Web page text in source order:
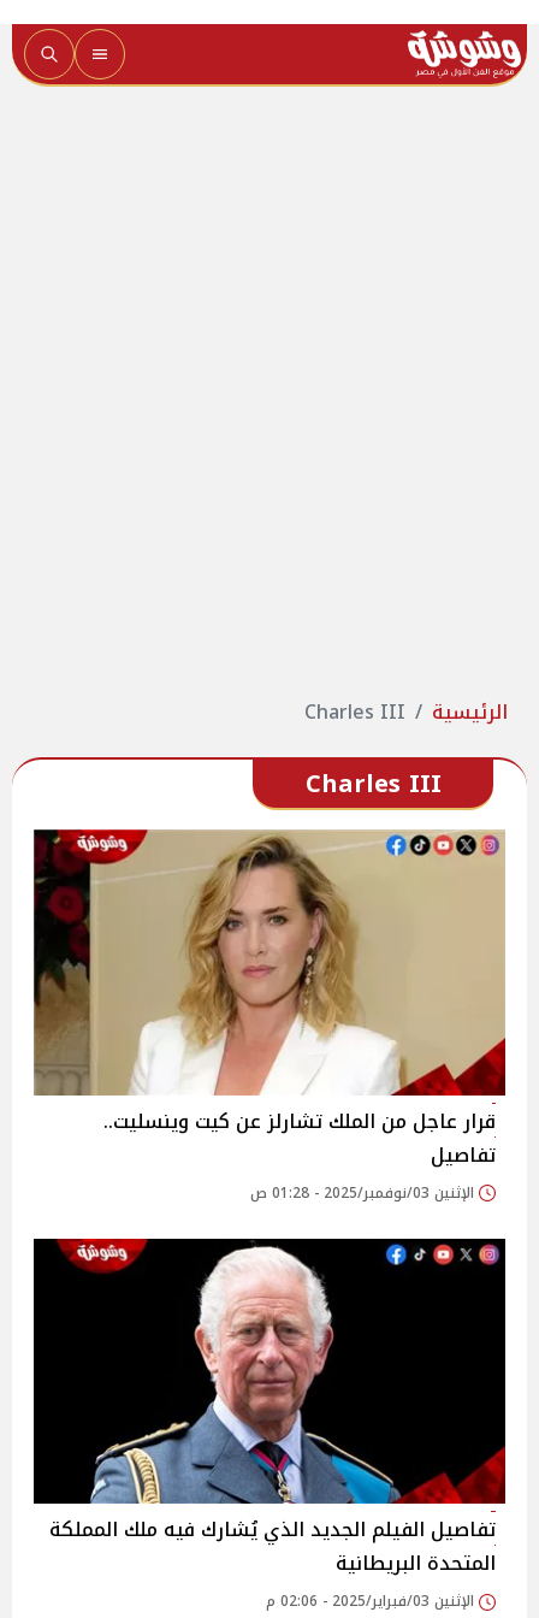
الرئيسية Charles III
Charles III
قرار عاجل من الملك تشارلز عن كيت وينسليت..
تفاصيل
الإثنين 03/نوفمبر/2025 - 01:28 ص
تفاصيل الفيلم الجديد الذي يُشارك فيه ملك المملكة
المتحدة البريطانية
الإثنين 03/فبراير/2025 - 02:06 م